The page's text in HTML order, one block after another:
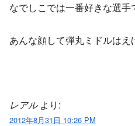
なでしこでは一番好きな選手
あんな顔して弾丸ミドルはえ
レアル より:
2012年8月31日 10:26 PM